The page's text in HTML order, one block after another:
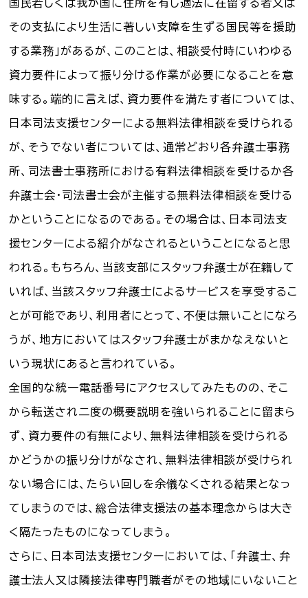
国民若しくは我が国に住所を有し適法に在留する者又は
その支払により生活に著しい支障を生ずる国民等を援助
する業務」があるが、このことは、相談受付時にいわゆる
資力要件によって振り分ける作業が必要になることを意
味する。端的に言えば、資力要件を満たす者については、
日本司法支援センターによる無料法律相談を受けられる
が、そうでない者については、通常どおり各弁護士事務
所、司法書士事務所における有料法律相談を受けるか各
弁護士会・司法書士会が主催する無料法律相談を受ける
かということになるのである。その場合は、日本司法支
援センターによる紹介がなされるということになると思
われる。もちろん、当該支部にスタッフ弁護士が在籍して
いれば、当該スタッフ弁護士によるサービスを享受するこ
とが可能であり、利用者にとって、不便は無いことになろ
うが、地方においてはスタッフ弁護士がまかなえないと
いう現状にあると言われている。
全国的な統一電話番号にアクセスしてみたものの、そこ
から転送され二度の概要説明を強いられることに留まら
ず、資力要件の有無により、無料法律相談を受けられる
かどうかの振り分けがなされ、無料法律相談が受けられ
ない場合には、たらい回しを余儀なくされる結果となっ
てしまうのでは、総合法律支援法の基本理念からは大き
く隔たったものになってしまう。
さらに、日本司法支援センターにおいては、「弁護士、弁
護士法人又は隣接法律専門職者がその地域にいないこと